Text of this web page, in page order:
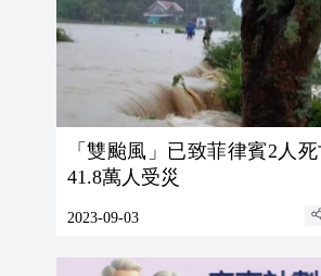
「雙颱風」已致菲律賓2人
41.8萬人受災
2023-09-03